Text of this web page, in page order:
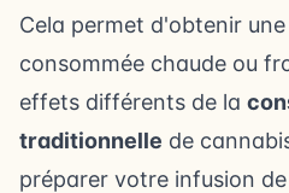
Cela permet d'obtenir
consommée chaude ou
effets différents de la
traditionnelle de
préparer votre infusion